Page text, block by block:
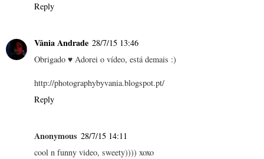
Reply
Vânia Andrade 28/7/15 13:46
Obrigado ♥ Adorei o vídeo, está demais :)
http://photographybyvania.blogspot.pt/
Reply
Anonymous 28/7/15 14:11
cool n funny video, sweety)))) xoxo